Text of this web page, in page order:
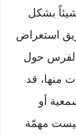
شيئاً بشكل
استعراض
الفرس حول
منها، قد
أو
مهمّة